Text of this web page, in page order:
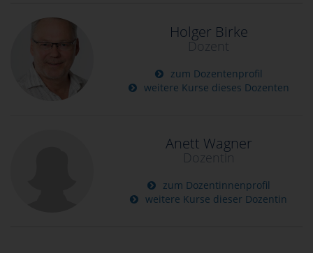
Holger Birke
Dozent
zum Dozentenprofil
weitere Kurse dieses Dozenten
Anett Wagner
Dozentin
zum Dozentinnenprofil
weitere Kurse dieser Dozentin